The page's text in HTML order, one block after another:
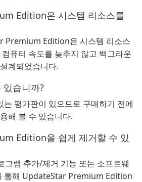
Edition은 시스템 리소스를
Premium Edition은 시스템 리소스
퓨터 속도를 늦추지 않고 백그라운
계되었습니다.
있습니까?
는 평가판이 있으므로 구매하기 전에
해 볼 수 있습니다.
Edition을 쉽게 제거할 수 있
그램 추가/제거 기능 또는 소프트웨
통해 UpdateStar Premium Edition